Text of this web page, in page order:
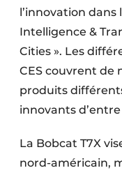
Rénovation
Sécurité incendie
Software
Techniques
l’innovation dans
Intelligence &
Cities ». Les
CES couvrent de
produits
innovants d’entre
La Bobcat T7X
nord-américain,